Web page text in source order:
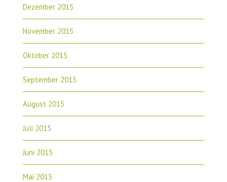
Dezember 2015
November 2015
Oktober 2015
September 2015
August 2015
Juli 2015
Juni 2015
Mai 2015